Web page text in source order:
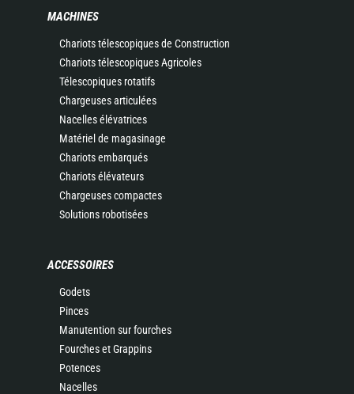
MACHINES
Chariots télescopiques de Construction
Chariots télescopiques Agricoles
Télescopiques rotatifs
Chargeuses articulées
Nacelles élévatrices
Matériel de magasinage
Chariots embarqués
Chariots élévateurs
Chargeuses compactes
Solutions robotisées
ACCESSOIRES
Godets
Pinces
Manutention sur fourches
Fourches et Grappins
Potences
Nacelles